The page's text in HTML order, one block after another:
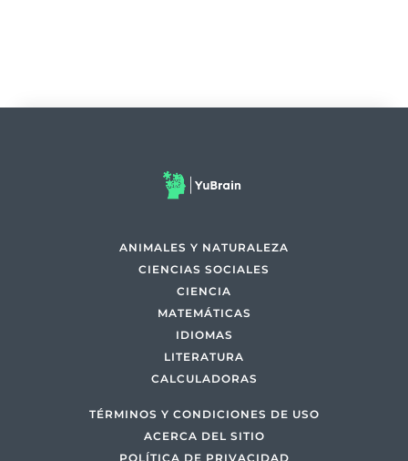
ANIMALES Y NATURALEZA
CIENCIAS SOCIALES
CIENCIA
MATEMÁTICAS
IDIOMAS
LITERATURA
CALCULADORAS
TÉRMINOS Y CONDICIONES DE USO
ACERCA DEL SITIO
POLÍTICA DE PRIVACIDAD